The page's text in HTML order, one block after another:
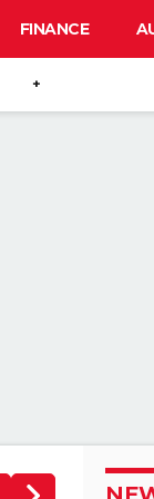
FINANCE
+